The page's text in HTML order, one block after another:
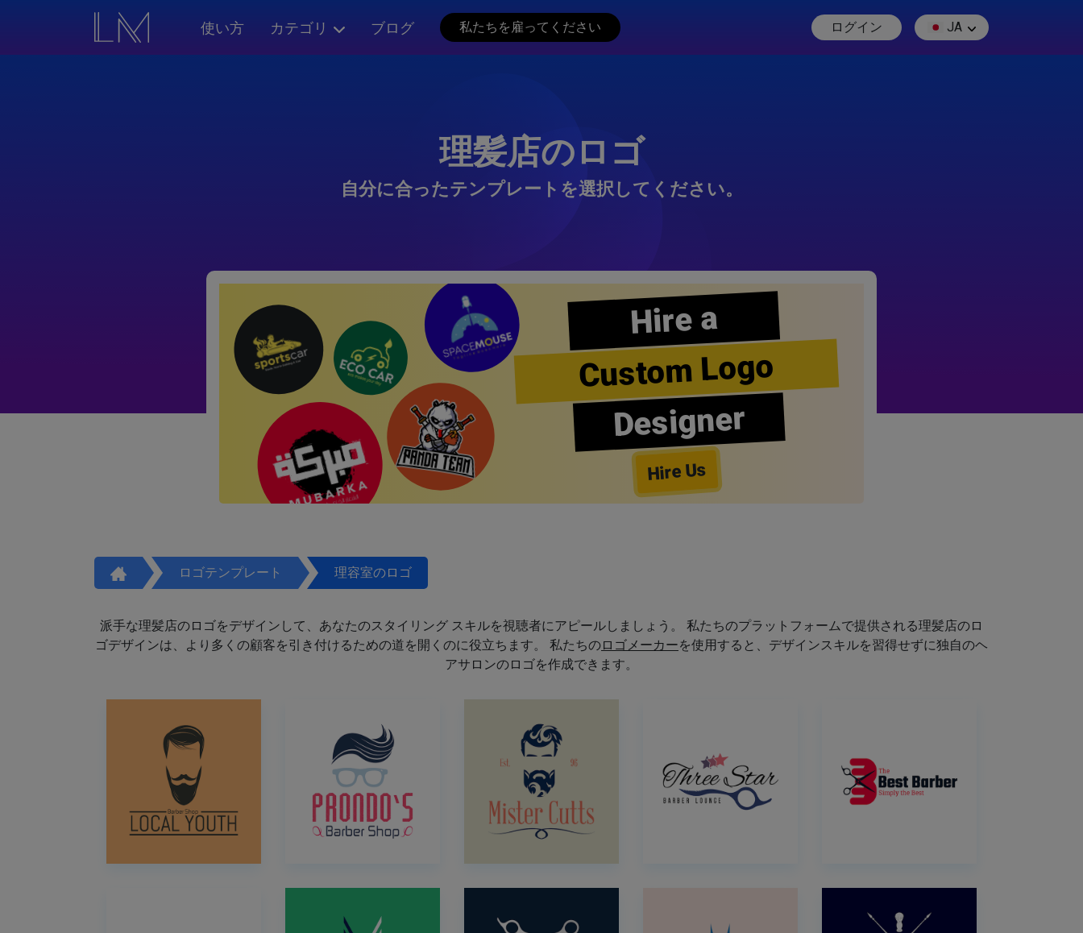
使い方 カテゴリ ブログ 私たちを雇ってください ログイン JA
理髪店のロゴ
自分に合ったテンプレートを選択してください。
Hire a
Custom Logo
Designer
Hire Us
ロゴテンプレート 理容室のロゴ
派手な理髪店のロゴをデザインして、あなたのスタイリング スキルを視聴者にアピールしましょう。 私たちのプラットフォームで提供される理髪店のロ
ゴデザインは、より多くの顧客を引き付けるための道を開くのに役立ちます。 私たちのロゴメーカーを使用すると、デザインスキルを習得せずに独自のヘ
アサロンのロゴを作成できます。